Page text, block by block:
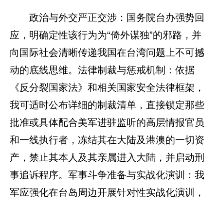
政治与外交严正交涉：国务院台办强势回
应，明确定性该行为为“倚外谋独”的邪路，并
向国际社会清晰传递我国在台湾问题上不可撼
动的底线思维。法律制裁与惩戒机制：依据
《反分裂国家法》和相关国家安全法律框架，
我可适时公布详细的制裁清单，直接锁定那些
批准或具体配合美军进驻监听的高层情报官员
和一线执行者，冻结其在大陆及港澳的一切资
产，禁止其本人及其亲属进入大陆，并启动刑
事追诉程序。军事斗争准备与实战化演训：我
军应强化在台岛周边开展针对性实战化演训，